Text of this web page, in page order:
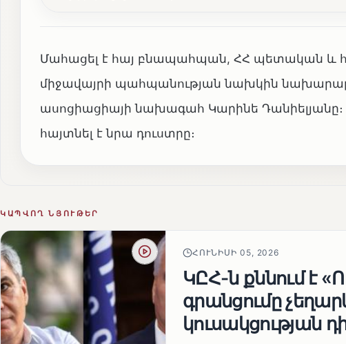
Մահացել է հայ բնապահպան, ՀՀ պետական և
միջավայրի պահպանության նախկին
ասոցիացիայի նախագահ Կարինե Դանիելյանը։
հայտնել է նրա դուստրը։
ԿԱՊՎՈՂ ՆՅՈՒԹԵՐ
ՀՈՒՆԻՍԻ 05, 2026
ԿԸՀ-ն քննում է
գրանցումը
կուսակցության